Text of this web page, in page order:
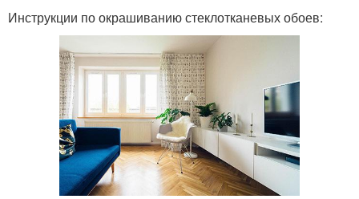
Инструкции по окрашиванию стеклотканевых обоев: